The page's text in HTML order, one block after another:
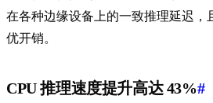
在各种边缘设备上的一致推理延迟，
优开销。
CPU 推理速度提升高达 43%#